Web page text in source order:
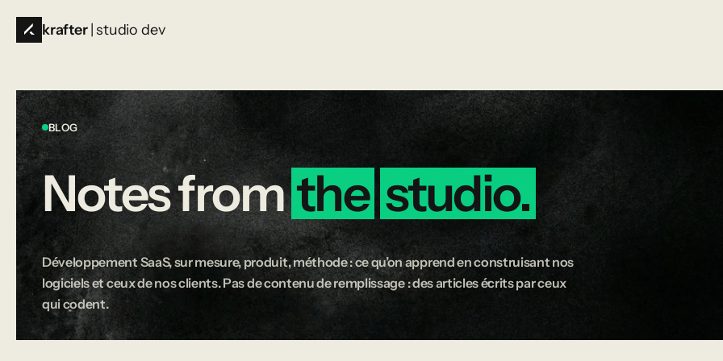
krafter | studio dev
BLOG
Notesfrom the studio.
Développement SaaS, sur mesure, produit, méthode : ce qu’on apprend en construisant nos
logiciels et ceux de nos clients. Pas de contenu de remplissage : des articles écrits par ceux
qui codent.